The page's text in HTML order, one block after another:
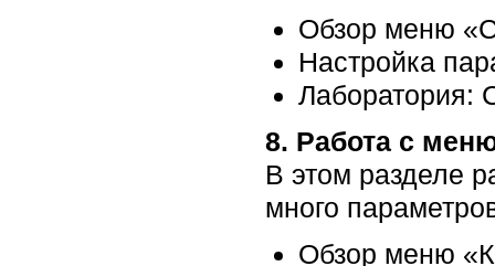
Обзор меню
Настройка
Лаборатория:
8. Работа с
В этом разделе
много
Обзор меню